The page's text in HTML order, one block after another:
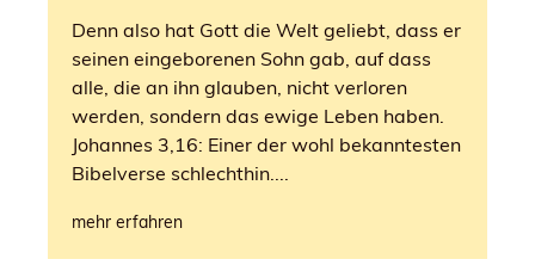
Denn also hat Gott die Welt geliebt, dass er
seinen eingeborenen Sohn gab, auf dass
alle, die an ihn glauben, nicht verloren
werden, sondern das ewige Leben haben.
Johannes 3,16: Einer der wohl bekanntesten
Bibelverse schlechthin....
mehr erfahren